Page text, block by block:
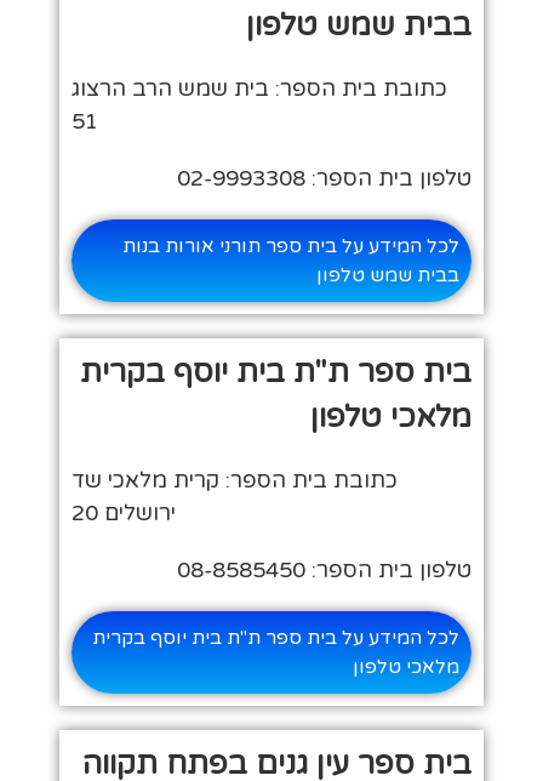
בבית שמש טלפון
כתובת בית הספר: בית שמש הרב הרצוג
51
טלפון בית הספר: 02-9993308
לכל המידע על בית ספר תורני אורות בנות
בבית שמש טלפון
בית ספר ת"ת בית יוסף בקרית
מלאכי טלפון
כתובת בית הספר: קרית מלאכי שד
ירושלים 20
טלפון בית הספר: 08-8585450
לכל המידע על בית ספר ת"ת בית יוסף בקרית
מלאכי טלפון
בית ספר עין גנים בפתח תקווה